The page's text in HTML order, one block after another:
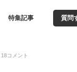
特集記事 質問
18コメント